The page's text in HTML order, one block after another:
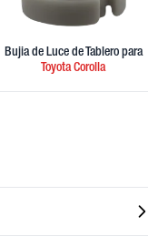
Bujia de Luce de Tablero para
ToyotaCorolla